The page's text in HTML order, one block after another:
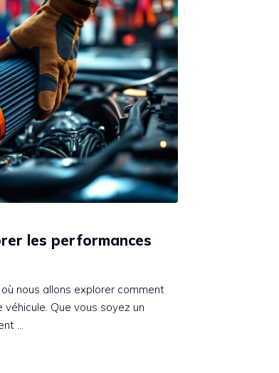
les performances
nous allons explorer comment
Que vous soyez un
…